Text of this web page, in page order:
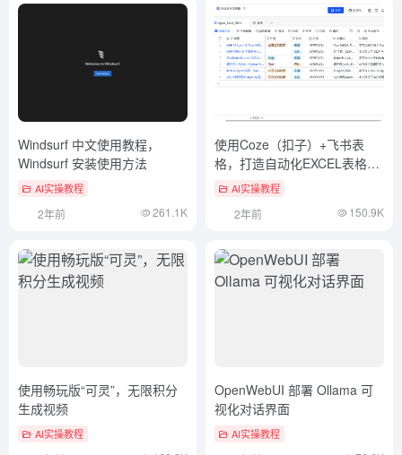
Windsurf 中文使用教程，
Windsurf 安装使用方法
AI实操教程
2年前 261.1K
使用Coze（扣子）+飞书表
格，打造自动化EXCEL表格数
据整理神器
AI实操教程
2年前 150.9K
使用畅玩版“可灵”，无限积分
生成视频
AI实操教程
OpenWebUI 部署 Ollama 可
视化对话界面
AI实操教程